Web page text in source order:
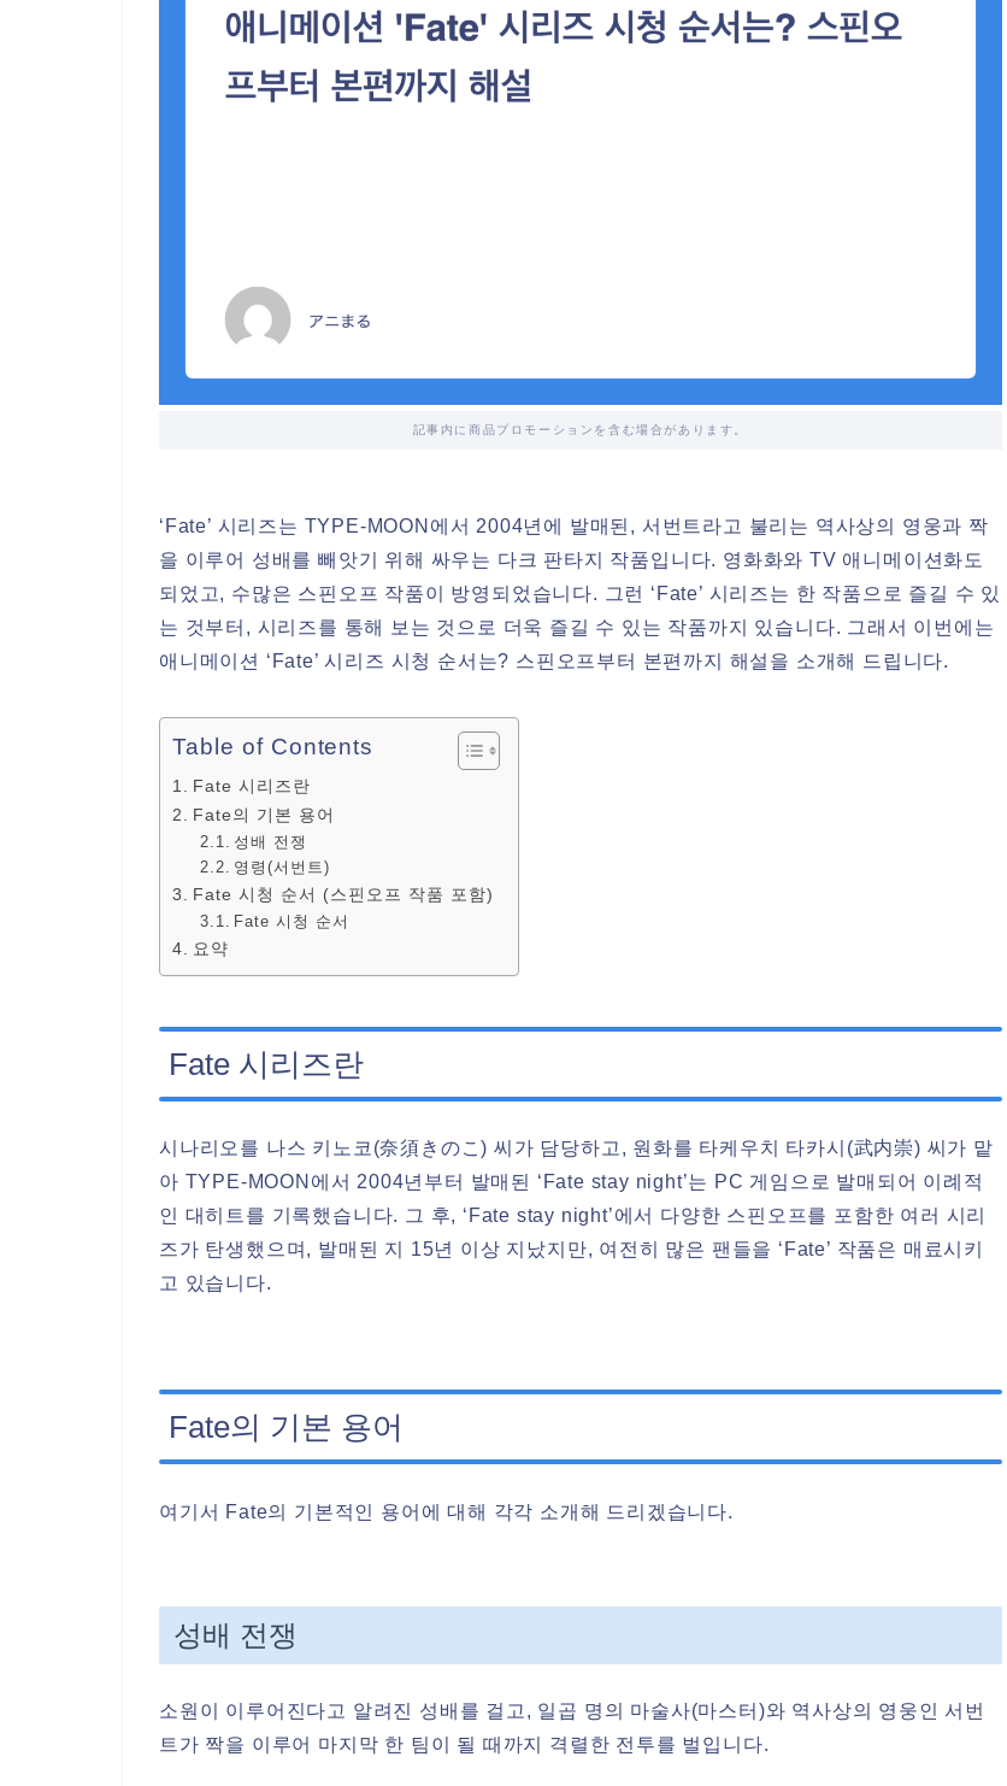
記事内に商品プロモーションを含む場合があります。
‘Fate’ 시리즈는 TYPE-MOON에서 2004년에 발매된, 서번트라고 불리는 역사상의 영웅과 짝
을 이루어 성배를 빼앗기 위해 싸우는 다크 판타지 작품입니다. 영화화와 TV 애니메이션화도
되었고, 수많은 스핀오프 작품이 방영되었습니다. 그런 ‘Fate’ 시리즈는 한 작품으로 즐길 수 있
는 것부터, 시리즈를 통해 보는 것으로 더욱 즐길 수 있는 작품까지 있습니다. 그래서 이번에는
애니메이션 ‘Fate’ 시리즈 시청 순서는? 스핀오프부터 본편까지 해설을 소개해 드립니다.
Table of Contents
Fate 시리즈란
Fate의 기본 용어
성배 전쟁
영령(서번트)
Fate 시청 순서 (스핀오프 작품 포함)
Fate 시청 순서
요약
Fate 시리즈란
시나리오를 나스 키노코(奈須きのこ) 씨가 담당하고, 원화를 타케우치 타카시(武内崇) 씨가 맡
아 TYPE-MOON에서 2004년부터 발매된 ‘Fate stay night’는 PC 게임으로 발매되어 이례적
인 대히트를 기록했습니다. 그 후, ‘Fate stay night’에서 다양한 스핀오프를 포함한 여러 시리
즈가 탄생했으며, 발매된 지 15년 이상 지났지만, 여전히 많은 팬들을 ‘Fate’ 작품은 매료시키
고 있습니다.
Fate의 기본 용어
여기서 Fate의 기본적인 용어에 대해 각각 소개해 드리겠습니다.
성배 전쟁
소원이 이루어진다고 알려진 성배를 걸고, 일곱 명의 마술사(마스터)와 역사상의 영웅인 서번
트가 짝을 이루어 마지막 한 팀이 될 때까지 격렬한 전투를 벌입니다.